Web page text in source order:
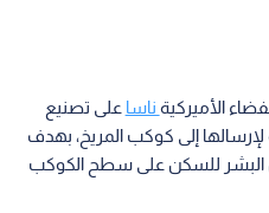
الأميركية ناسا على تصنيع
لإرسالها إلى كوكب المريخ، بهدف
البشر للسكن على سطح الكوكب